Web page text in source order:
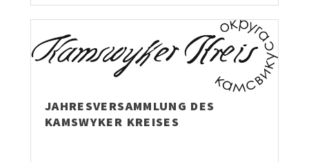
JAHRESVERSAMMLUNG DES
KAMSWYKER KREISES